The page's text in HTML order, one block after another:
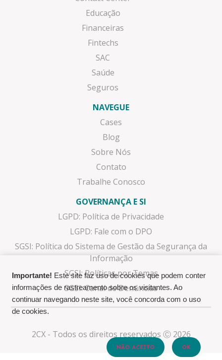
Educação
Financeiras
Fintechs
SAC
Saúde
Seguros
NAVEGUE
Cases
Blog
Sobre Nós
Contato
Trabalhe Conosco
GOVERNANÇA E SI
LGPD: Política de Privacidade
LGPD: Fale com o DPO
SGSI: Política do Sistema de Gestão da Segurança da
Informação
SGSI: Políticas por Temas
SGSI: Canal de Denúncias
2CX - Todos os direitos reservados Ⓒ 2026
Importante! Este site faz uso de cookies que podem conter
informações de rastreamento sobre os visitantes. Ao
continuar navegando neste site, você concorda com o uso
de cookies.
NÃO ACEITO OK